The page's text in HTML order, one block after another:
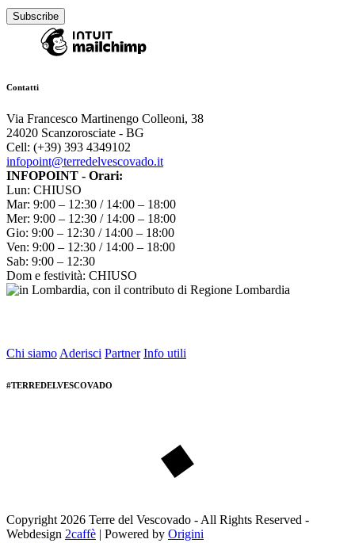
Contatti
Via Francesco Martinengo Colleoni, 38
24020 Scanzorosciate - BG
Cell: (+39) 393 4349102
infopoint@terredelvescovado.it
INFOPOINT - Orari:
Lun: CHIUSO
Mar: 9:00 – 12:30 / 14:00 – 18:00
Mer: 9:00 – 12:30 / 14:00 – 18:00
Gio: 9:00 – 12:30 / 14:00 – 18:00
Ven: 9:00 – 12:30 / 14:00 – 18:00
Sab: 9:00 – 12:30
Dom e festività: CHIUSO
Chi siamo Aderisci Partner Info utili
#TERREDELVESCOVADO
Copyright 2026 Terre del Vescovado - All Rights Reserved -
Webdesign 2caffè | Powered by Origini